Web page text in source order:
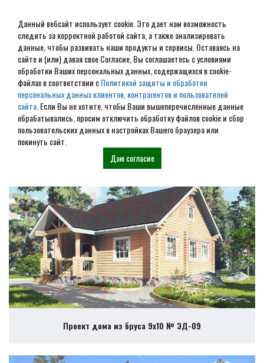
Данный вебсайт использует cookie. Это дает нам возможность
следить за корректной работой сайта, а также анализировать
данные, чтобы развивать наши продукты и сервисы. Оставаясь на
сайте и (или) давая свое Согласие, Вы соглашаетесь с условиями
обработки Ваших персональных данных, содержащихся в cookie-
файлах в соответствии сПолитикой защиты и обработки
персональных данных клиентов, контрагентов и пользователей
сайта . Если Вы не хотите, чтобы Ваши вышеперечисленные данные
обрабатывались, просим отключить обработку файлов cookie и сбор
пользовательских данных в настройках Вашего браузера или
покинуть сайт.
Даю согласие
Строительство домов под
усадку в Нелидово
Наши проекты
Проект дома из бруса 9х10 № ЭД-09